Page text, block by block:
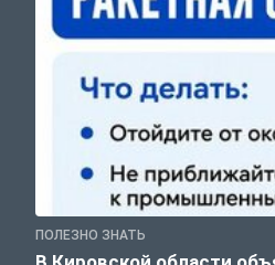
ПОЛЕЗНО ЗНАТЬ